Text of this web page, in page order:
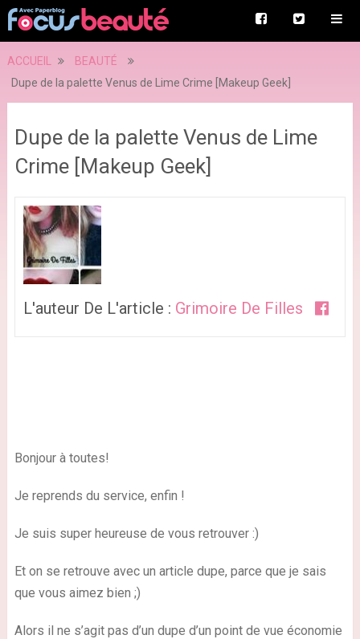
ACCUEIL
BEAUTÉ
Dupe de la palette Venus de Lime Crime [Makeup Geek]
Dupe de la palette Venus de Lime
Crime [Makeup Geek]
L'auteur De L'article : Grimoire De Filles
Bonjour à toutes!
Je reprends du service, enfin !
Je suis super heureuse de vous retrouver :)
Et on se retrouve avec un article dupe, parce que je sais
que vous aimez bien ;)
Alors il ne s’agit pas d’un dupe d’un point de vue économie